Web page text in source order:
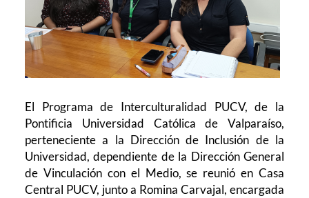
El Programa de Interculturalidad PUCV, de la
Pontificia Universidad Católica de Valparaíso,
perteneciente a la Dirección de Inclusión de la
Universidad, dependiente de la Dirección General
de Vinculación con el Medio, se reunió en Casa
Central PUCV, junto a Romina Carvajal, encargada